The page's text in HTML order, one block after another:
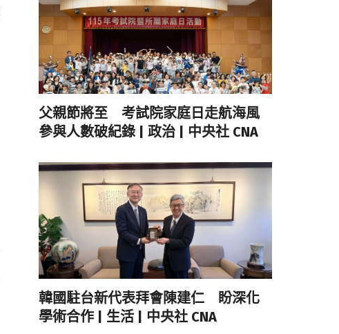
父親節將至 考試院家庭日走航海風
參與人數破紀錄 | 政治 | 中央社 CNA
韓國駐台新代表拜會陳建仁 盼深化
學術合作 | 生活 | 中央社 CNA